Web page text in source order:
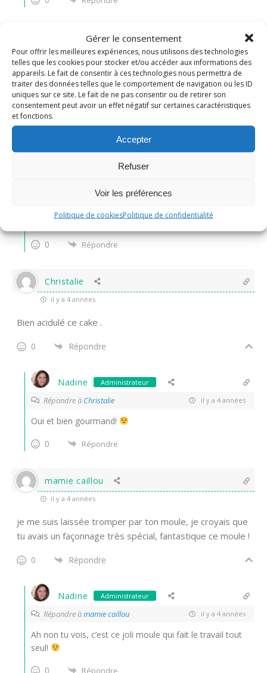
Gérer le consentement
Pour offrir les meilleures expériences, nous utilisons des technologies
telles que les cookies pour stocker et/ou accéder aux informations des
appareils. Le fait de consentir à ces technologies nous permettra de
traiter des données telles que le comportement de navigation ou les ID
uniques sur ce site. Le fait de ne pas consentir ou de retirer son
consentement peut avoir un effet négatif sur certaines caractéristiques
et fonctions.
Accepter
Refuser
Voir les préférences
Politique de cookiesPolitique de confidentialité
il y a 4 années
ici aussi on adooore les cakes au citron.. je prendrais bien
une tranche de ce joli cake..
gros bisous ma Nadine
Avec plaisir ma Yolande, bisous
0
Répondre
Christalie
il y a 4 années
Bien acidulé ce cake .
0 Répondre
Nadine Administrateur
Répondre à Christalie il y a 4 années
Oui et bien gourmand!
0
Répondre
mamie caillou
il y a 4 années
je me suis laissée tromper par ton moule, je croyais que
tu avais un façonnage très spécial, fantastique ce moule !
0 Répondre
Nadine Administrateur
Répondre àmamie caillou il y a 4 années
Ah non tu vois, c’est ce joli moule qui fait le travail tout
seul!
0
Répondre